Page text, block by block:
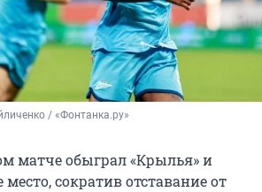
/ «Фонтанка.ру»
матче обыграл «Крылья» и
сократив отставание от